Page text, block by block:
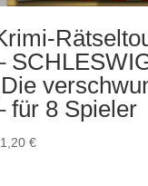
für 8 Spieler
€